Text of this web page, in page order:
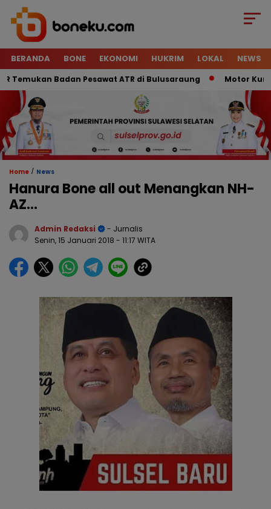
BERANDA BONE EKONOMI HUKRIM LOKAL NEWS
Badan Pesawat ATR di Bulusaraung Motor Kurir
Home / News
Hanura Bone all out Menangkan NH-
AZ…
Admin Redaksi
- Jurnalis
Senin, 15 Januari 2018 - 11:17 WITA